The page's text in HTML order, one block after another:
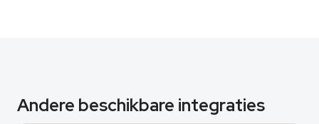
Andere beschikbare integraties